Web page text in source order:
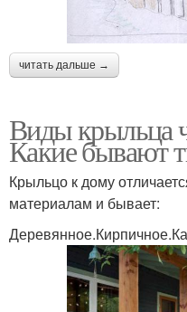
читать дальше →
Виды крыльца
Какие бывают
Крыльцо к дому
материалам и бывает: